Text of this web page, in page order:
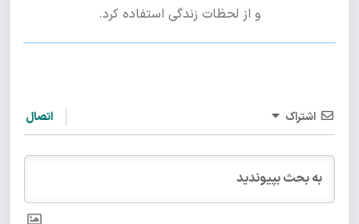
و از لحظات زندگی استفاده کرد.
اشتراک اتصال